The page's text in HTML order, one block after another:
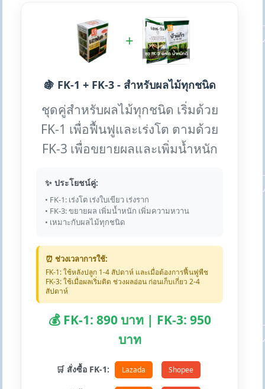
+
🍇 FK-1 + FK-3 - สำหรับผลไม้ทุกชนิด
ชุดคู่สำหรับผลไม้ทุกชนิด เริ่มด้วย
FK-1 เพื่อฟื้นฟูและเร่งโต ตามด้วย
FK-3 เพื่อขยายผลและเพิ่มน้ำหนัก
✨ ประโยชน์คู่:
• FK-1: เร่งโต เร่งใบเขียว เร่งราก
• FK-3: ขยายผล เพิ่มน้ำหนัก เพิ่มความหวาน
• เหมาะกับผลไม้ทุกชนิด
⏰ ช่วงเวลาการใช้:
FK-1: ใช้หลังปลูก 1-4 สัปดาห์ และเมื่อต้องการฟื้นฟูพืช
FK-3: ใช้เมื่อผลเริ่มติด ช่วงผลอ่อน ก่อนเก็บเกี่ยว 2-4
สัปดาห์
💰 FK-1: 890 บาท | FK-3: 950
บาท
🛒 สั่งซื้อ FK-1: Lazada Shopee